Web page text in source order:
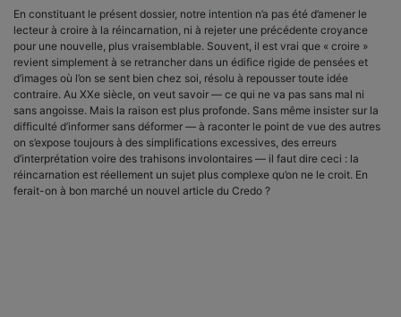
En constituant le présent dossier, notre intention n’a pas été d’amener le
lecteur à croire à la réincarnation, ni à rejeter une précédente croyance
pour une nouvelle, plus vraisemblable. Souvent, il est vrai que « croire »
revient simplement à se retrancher dans un édifice rigide de pensées et
d’images où l’on se sent bien chez soi, résolu à repousser toute idée
contraire. Au XXe siècle, on veut savoir — ce qui ne va pas sans mal ni
sans angoisse. Mais la raison est plus profonde. Sans même insister sur la
difficulté d’informer sans déformer — à raconter le point de vue des autres
on s’expose toujours à des simpli­fications excessives, des erreurs
d’interprétation voire des trahisons involontaires — il faut dire ceci : la
réincarnation est réellement un sujet plus complexe qu’on ne le croit. En
ferait-on à bon marché un nouvel article du Credo ?